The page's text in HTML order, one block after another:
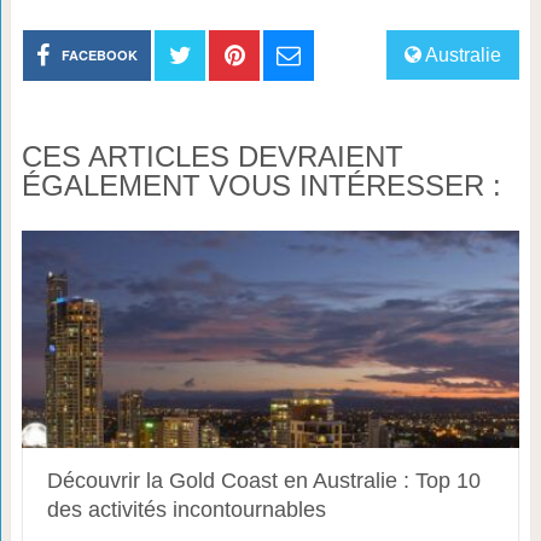
Australie
FACEBOOK
CES ARTICLES DEVRAIENT
ÉGALEMENT VOUS INTÉRESSER :
Découvrir la Gold Coast en Australie : Top 10
des activités incontournables